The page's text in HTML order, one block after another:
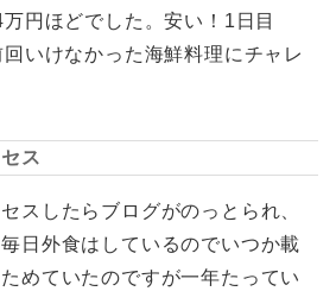
万円ほどでした。安い！1日目
いけなかった海鮮料理にチャレ
ス
スしたらブログがのっとられ、
日外食はしているのでいつか載
めていたのですが一年たってい